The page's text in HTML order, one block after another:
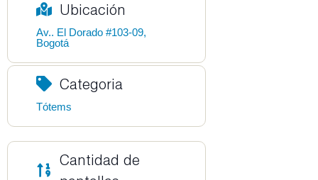
Ubicación
Av.. El Dorado #103-09,
Bogotá
Categoria
Tótems
Cantidad de